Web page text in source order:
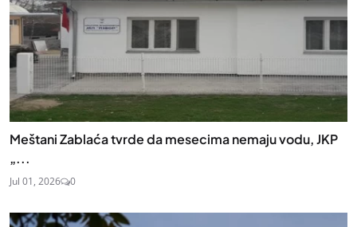
Meštani Zablaća tvrde da mesecima nemaju vodu, JKP
„...
Jul 01, 2026 0